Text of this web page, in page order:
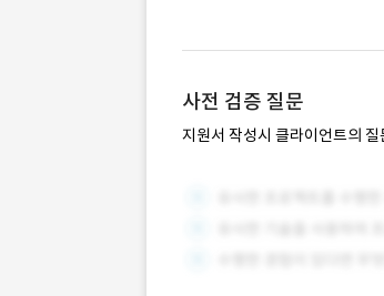
사전 검증 질문
지원서 작성시 클라이언트의